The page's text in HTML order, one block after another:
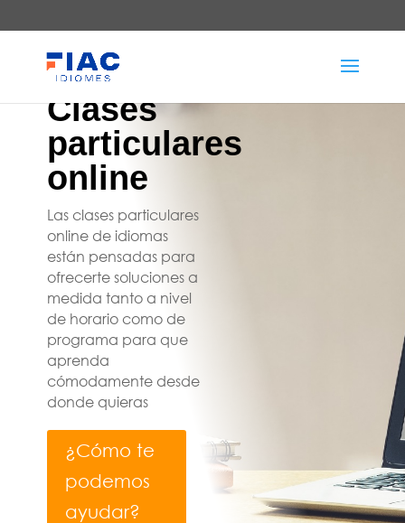
Clases
particulares
online
Las clases particulares
online de idiomas
están pensadas para
ofrecerte soluciones a
medida tanto a nivel
de horario como de
programa para que
aprenda
cómodamente desde
donde quieras
¿Cómo te
podemos
ayudar?